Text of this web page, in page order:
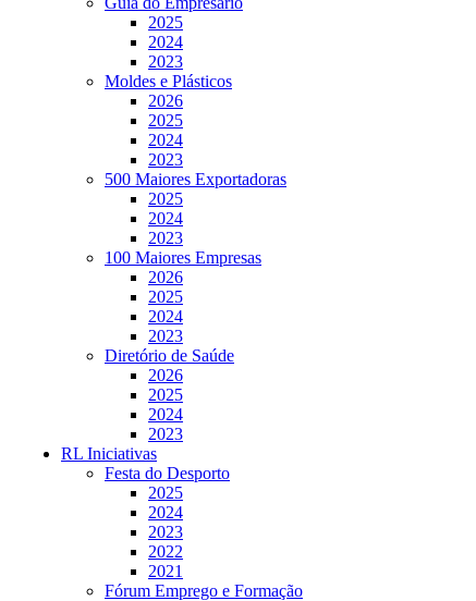
2025
2024
2023
Moldes e Plásticos
2026
2025
2024
2023
500 Maiores Exportadoras
2025
2024
2023
100 Maiores Empresas
2026
2025
2024
2023
Diretório de Saúde
2026
2025
2024
2023
RL Iniciativas
Festa do Desporto
2025
2024
2023
2022
2021
Fórum Emprego e Formação